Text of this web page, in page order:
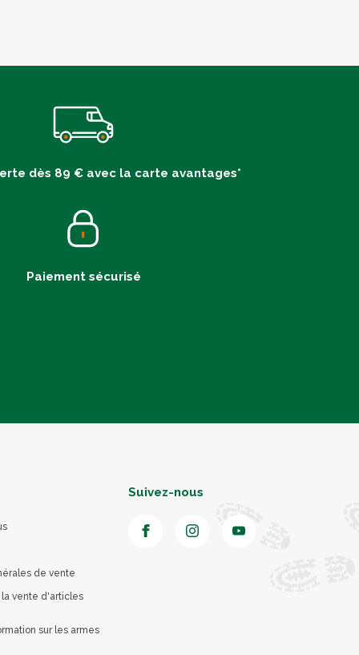
dès 89 € avec la carte avantages*
Paiement sécurisé
de vente
la vente d'articles
sur les armes
Suivez-nous